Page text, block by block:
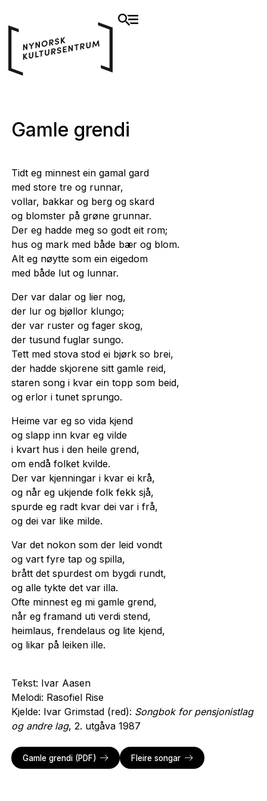
Gamle grendi
Tidt eg minnest ein gamal gard
med store tre og runnar,
vollar, bakkar og berg og skard
og blomster på grøne grunnar.
Der eg hadde meg so godt eit rom;
hus og mark med både bær og blom.
Alt eg nøytte som ein eigedom
med både lut og lunnar.
Der var dalar og lier nog,
der lur og bjøllor klungo;
der var ruster og fager skog,
der tusund fuglar sungo.
Tett med stova stod ei bjørk so brei,
der hadde skjorene sitt gamle reid,
staren song i kvar ein topp som beid,
og erlor i tunet sprungo.
Heime var eg so vida kjend
og slapp inn kvar eg vilde
i kvart hus i den heile grend,
om endå folket kvilde.
Der var kjenningar i kvar ei krå,
og når eg ukjende folk fekk sjå,
spurde eg radt kvar dei var i frå,
og dei var like milde.
Var det nokon som der leid vondt
og vart fyre tap og spilla,
brått det spurdest om bygdi rundt,
og alle tykte det var illa.
Ofte minnest eg mi gamle grend,
når eg framand uti verdi stend,
heimlaus, frendelaus og lite kjend,
og likar på leiken ille.
Tekst: Ivar Aasen
Melodi: Rasofiel Rise
Kjelde: Ivar Grimstad (red): Songbok for pensjonistlag
og andre lag, 2. utgåva 1987
Gamle grendi (PDF) Fleire songar